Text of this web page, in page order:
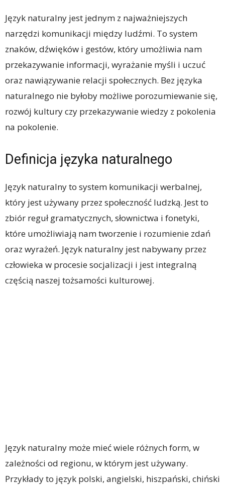
Język naturalny jest jednym z najważniejszych
narzędzi komunikacji między ludźmi. To system
znaków, dźwięków i gestów, który umożliwia nam
przekazywanie informacji, wyrażanie myśli i uczuć
oraz nawiązywanie relacji społecznych. Bez języka
naturalnego nie byłoby możliwe porozumiewanie się,
rozwój kultury czy przekazywanie wiedzy z pokolenia
na pokolenie.
Definicja języka naturalnego
Język naturalny to system komunikacji werbalnej,
który jest używany przez społeczność ludzką. Jest to
zbiór reguł gramatycznych, słownictwa i fonetyki,
które umożliwiają nam tworzenie i rozumienie zdań
oraz wyrażeń. Język naturalny jest nabywany przez
człowieka w procesie socjalizacji i jest integralną
częścią naszej tożsamości kulturowej.
Język naturalny może mieć wiele różnych form, w
zależności od regionu, w którym jest używany.
Przykłady to język polski, angielski, hiszpański, chiński